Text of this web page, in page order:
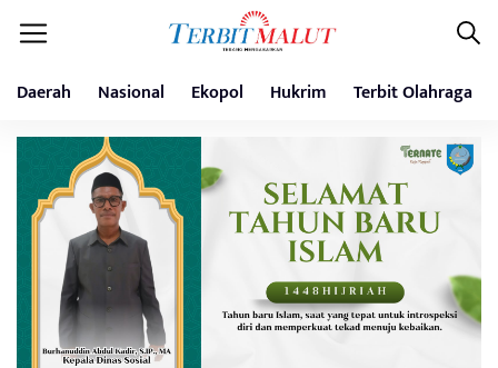
Daerah Nasional Ekopol Hukrim Terbit Olahraga